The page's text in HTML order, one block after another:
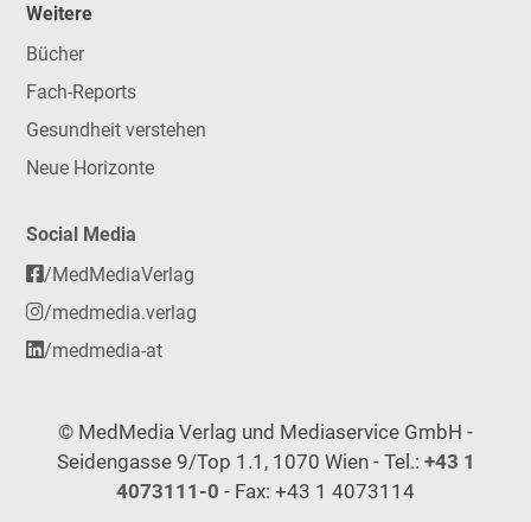
Weitere
Bücher
Fach-Reports
Gesundheit verstehen
Neue Horizonte
Social Media
/MedMediaVerlag
/medmedia.verlag
/medmedia-at
© MedMedia Verlag und Mediaservice GmbH -
Seidengasse 9/Top 1.1, 1070 Wien - Tel.: +43 1
4073111-0 - Fax: +43 1 4073114